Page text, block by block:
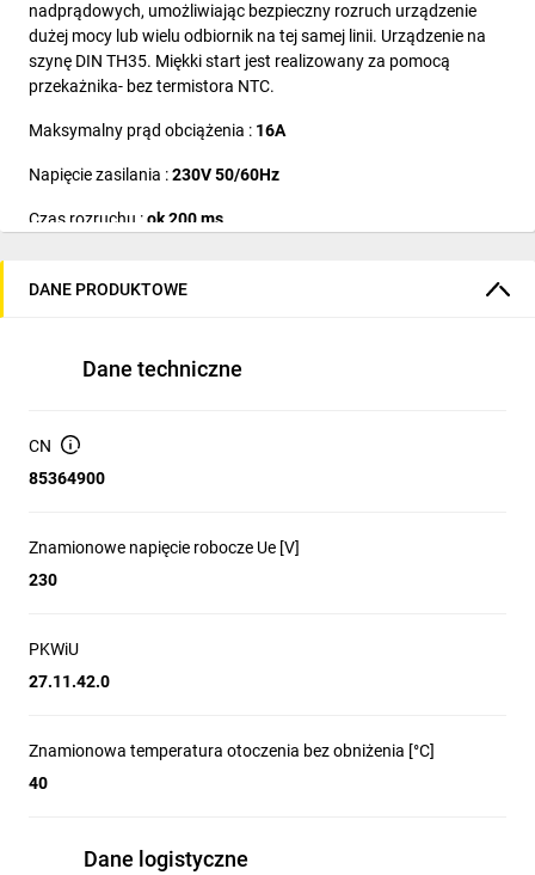
nadprądowych, umożliwiając bezpieczny rozruch urządzenie
dużej mocy lub wielu odbiornik na tej samej linii. Urządzenie na
szynę DIN TH35. Miękki start jest realizowany za pomocą
przekażnika- bez termistora NTC.
Maksymalny prąd obciążenia : 16A
Napięcie zasilania :230V 50/60Hz
Czas rozruchu :ok 200 ms
DANE PRODUKTOWE
Dane techniczne
CN
85364900
Znamionowe napięcie robocze Ue [V]
230
PKWiU
27.11.42.0
Znamionowa temperatura otoczenia bez obniżenia [°C]
40
Dane logistyczne